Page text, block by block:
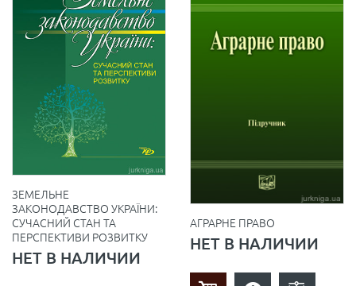
ЗЕМЕЛЬНЕ
ЗАКОНОДАВСТВО УКРАЇНИ:
СУЧАСНИЙ СТАН ТА
ПЕРСПЕКТИВИ РОЗВИТКУ
НЕТ В НАЛИЧИИ
АГРАРНЕ ПРАВО
НЕТ В НАЛИЧИИ